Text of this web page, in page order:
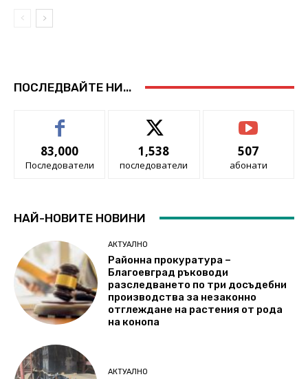
ПОСЛЕДВАЙТЕ НИ...
83,000
Последователи
1,538
последователи
507
абонати
НАЙ-НОВИТЕ НОВИНИ
АКТУАЛНО
Районна прокуратура –
Благоевград ръководи
разследването по три досъдебни
производства за незаконно
отглеждане на растения от рода
на конопа
АКТУАЛНО